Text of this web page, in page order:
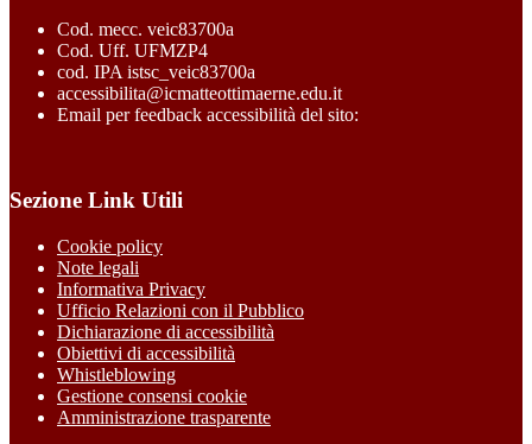
Cod. mecc. veic83700a
Cod. Uff. UFMZP4
cod. IPA istsc_veic83700a
accessibilita@icmatteottimaerne.edu.it
Email per feedback accessibilità del sito:
Sezione Link Utili
Cookie policy
Note legali
Informativa Privacy
Ufficio Relazioni con il Pubblico
Dichiarazione di accessibilità
Obiettivi di accessibilità
Whistleblowing
Gestione consensi cookie
Amministrazione trasparente